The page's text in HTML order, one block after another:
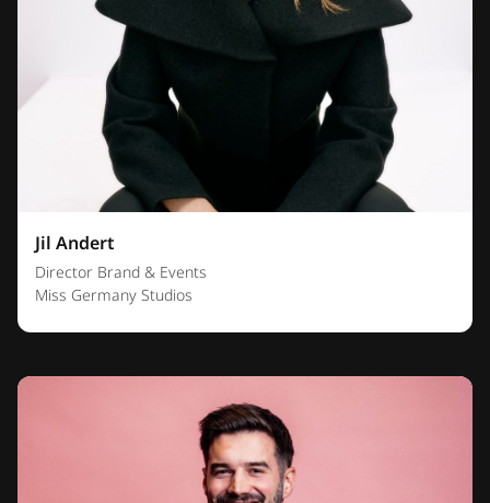
Jil Andert
Director Brand & Events
Miss Germany Studios